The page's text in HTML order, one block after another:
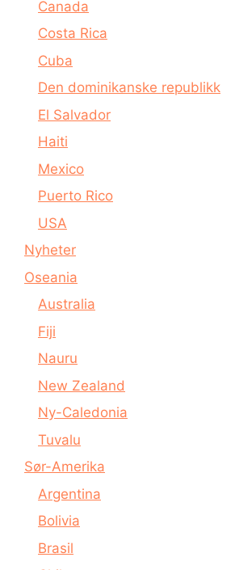
Canada
Costa Rica
Cuba
Den dominikanske republikk
El Salvador
Haiti
Mexico
Puerto Rico
USA
Nyheter
Oseania
Australia
Fiji
Nauru
New Zealand
Ny-Caledonia
Tuvalu
Sør-Amerika
Argentina
Bolivia
Brasil